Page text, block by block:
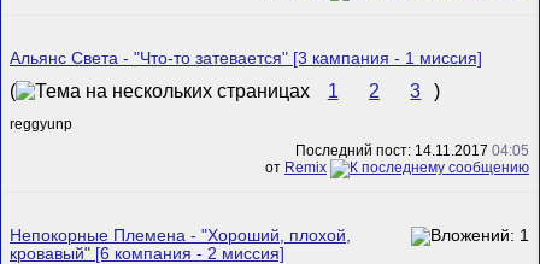
Альянс Света - "Что-то затевается" [3 кампания - 1 миссия]
( 1 2 3 )
reggyunp
Последний пост: 14.11.2017 04:05
от Remix
Непокорные Племена - "Хороший, плохой,
кровавый" [6 компания - 2 миссия]